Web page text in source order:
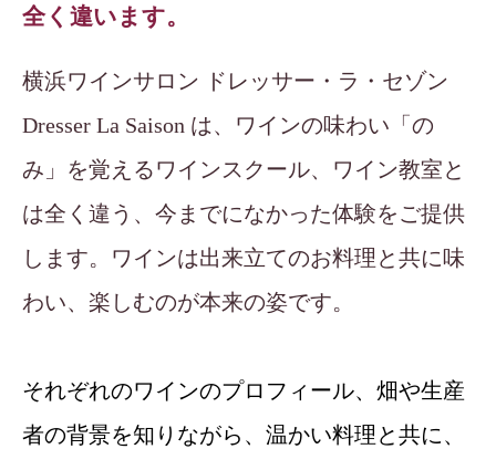
全く違います。
横浜ワインサロン ドレッサー・ラ・セゾン
Dresser La Saison は、ワインの味わい「の
み」を覚えるワインスクール、ワイン教室と
は全く違う、今までになかった体験をご提供
します。ワインは出来立てのお料理と共に味
わい、楽しむのが本来の姿です。
それぞれのワインのプロフィール、畑や生産
者の背景を知りながら、温かい料理と共に、